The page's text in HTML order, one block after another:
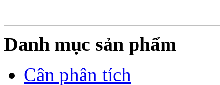
Danh mục sản phẩm
Cân phân tích